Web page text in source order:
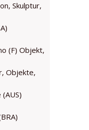
Skulptur,
(F) Objekt,
Objekte,